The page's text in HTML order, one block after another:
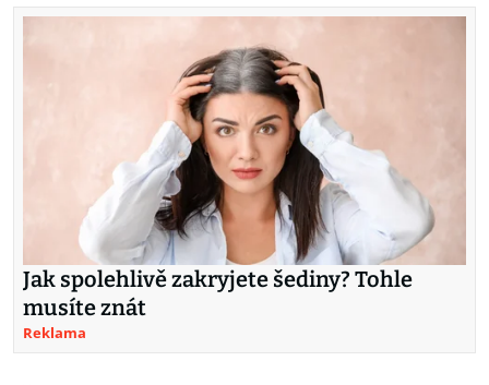
Jak spolehlivě zakryjete šediny? Tohle
musíte znát
Reklama